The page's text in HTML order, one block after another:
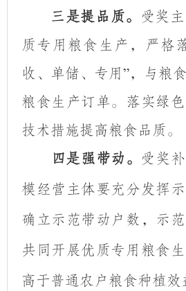
三是提品质。
受奖
质专用粮食生产，严格
收、单储、专用”，与粮
粮食生产订单。落实绿
技术措施提高粮食品质。
四是强带动。
受奖
模经营主体要充分发挥示
确立示范带动户数，示
共同开展优质专用粮食
高于普通农户粮食种植效